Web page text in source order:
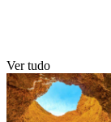
Ver tudo